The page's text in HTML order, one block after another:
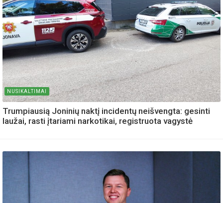
NUSIKALTIMAI
Trumpiausią Joninių naktį incidentų neišvengta: gesinti
laužai, rasti įtariami narkotikai, registruota vagystė